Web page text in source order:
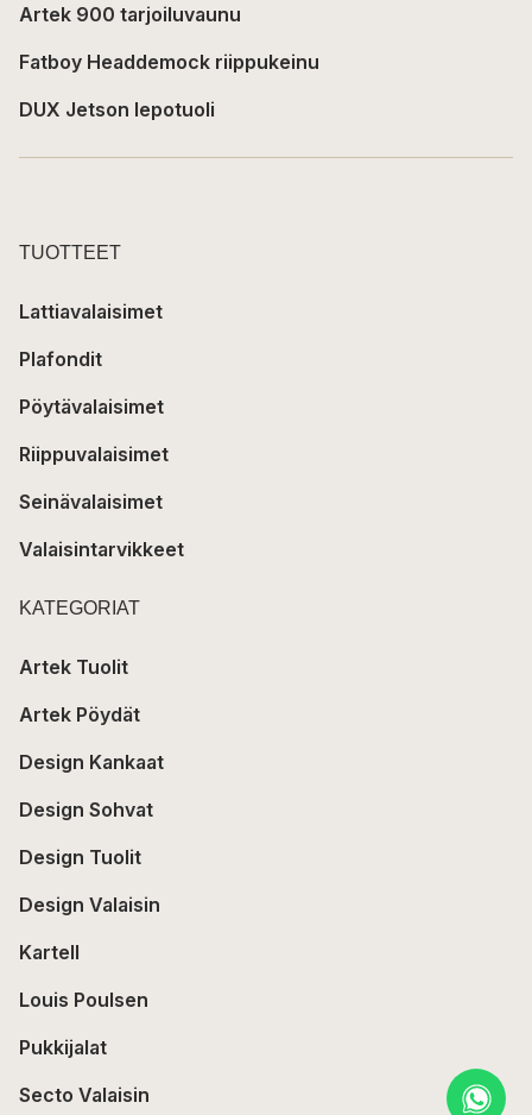
Artek 900 tarjoiluvaunu
Fatboy Headdemock riippukeinu
DUX Jetson lepotuoli
TUOTTEET
Lattiavalaisimet
Plafondit
Pöytävalaisimet
Riippuvalaisimet
Seinävalaisimet
Valaisintarvikkeet
KATEGORIAT
Artek Tuolit
Artek Pöydät
Design Kankaat
Design Sohvat
Design Tuolit
Design Valaisin
Kartell
Louis Poulsen
Pukkijalat
Secto Valaisin